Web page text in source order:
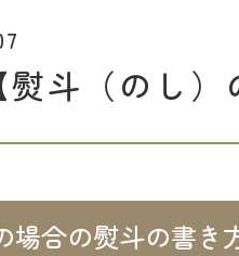
斗（のし）
場合の熨斗の書き